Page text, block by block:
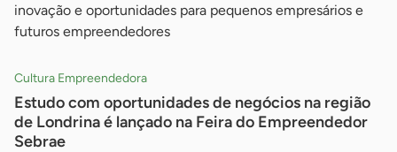
inovação e oportunidades para pequenos empresários e
futuros empreendedores
Cultura Empreendedora
Estudo com oportunidades de negócios na região
de Londrina é lançado na Feira do Empreendedor
Sebrae